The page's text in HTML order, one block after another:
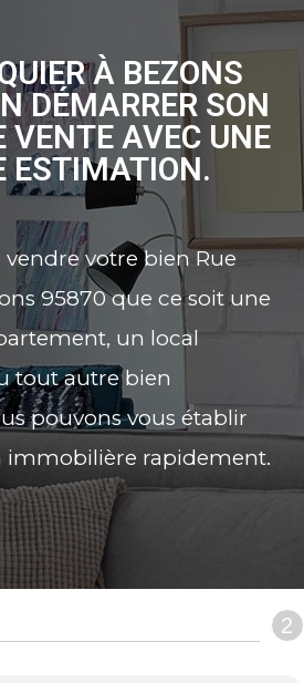
À BEZONS
DÉMARRER SON
VENTE AVEC UNE
ESTIMATION.
vendre votre bien Rue
95870 que ce soit une
un local
tout autre bien
pouvons vous établir
immobilière rapidement.
FORMULAIRE : 2